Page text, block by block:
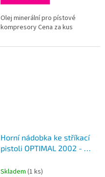
Olej minerální pro pístové
kompresory Cena za kus
Horní nádobka ke stříkací
pistoli OPTIMAL 2002 - 0,5
Skladem (1 ks)